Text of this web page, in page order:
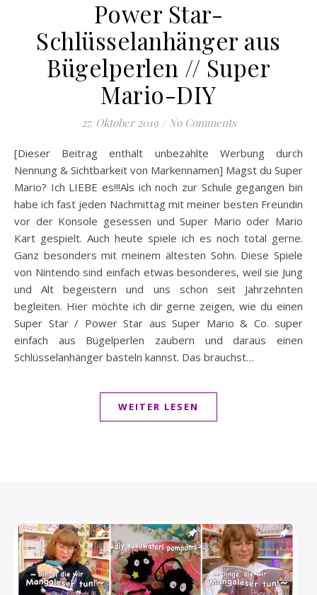
Power Star-
Schlüsselanhänger aus
Bügelperlen // Super
Mario-DIY
27. Oktober 2019 / No Comments
[Dieser Beitrag enthält unbezahlte Werbung durch
Nennung & Sichtbarkeit von Markennamen] Magst du Super
Mario? Ich LIEBE es!!!Als ich noch zur Schule gegangen bin
habe ich fast jeden Nachmittag mit meiner besten Freundin
vor der Konsole gesessen und Super Mario oder Mario
Kart gespielt. Auch heute spiele ich es noch total gerne.
Ganz besonders mit meinem ältesten Sohn. Diese Spiele
von Nintendo sind einfach etwas besonderes, weil sie Jung
und Alt begeistern und uns schon seit Jahrzehnten
begleiten. Hier möchte ich dir gerne zeigen, wie du einen
Super Star / Power Star aus Super Mario & Co. super
einfach aus Bügelperlen zaubern und daraus einen
Schlüsselanhänger basteln kannst. Das brauchst…
WEITER LESEN